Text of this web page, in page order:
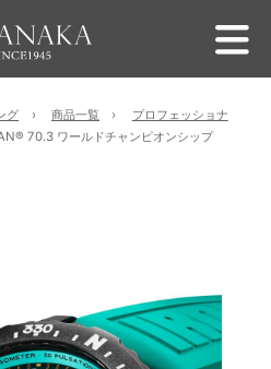
グ 商品一覧
プロフェッショナ
70.3 ワールドチャンピオンシップ